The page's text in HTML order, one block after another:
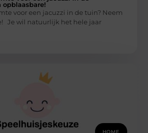
opblaasbare!
voor een jacuzzi in de tuin? Neem
Je wil natuurlijk het hele jaar